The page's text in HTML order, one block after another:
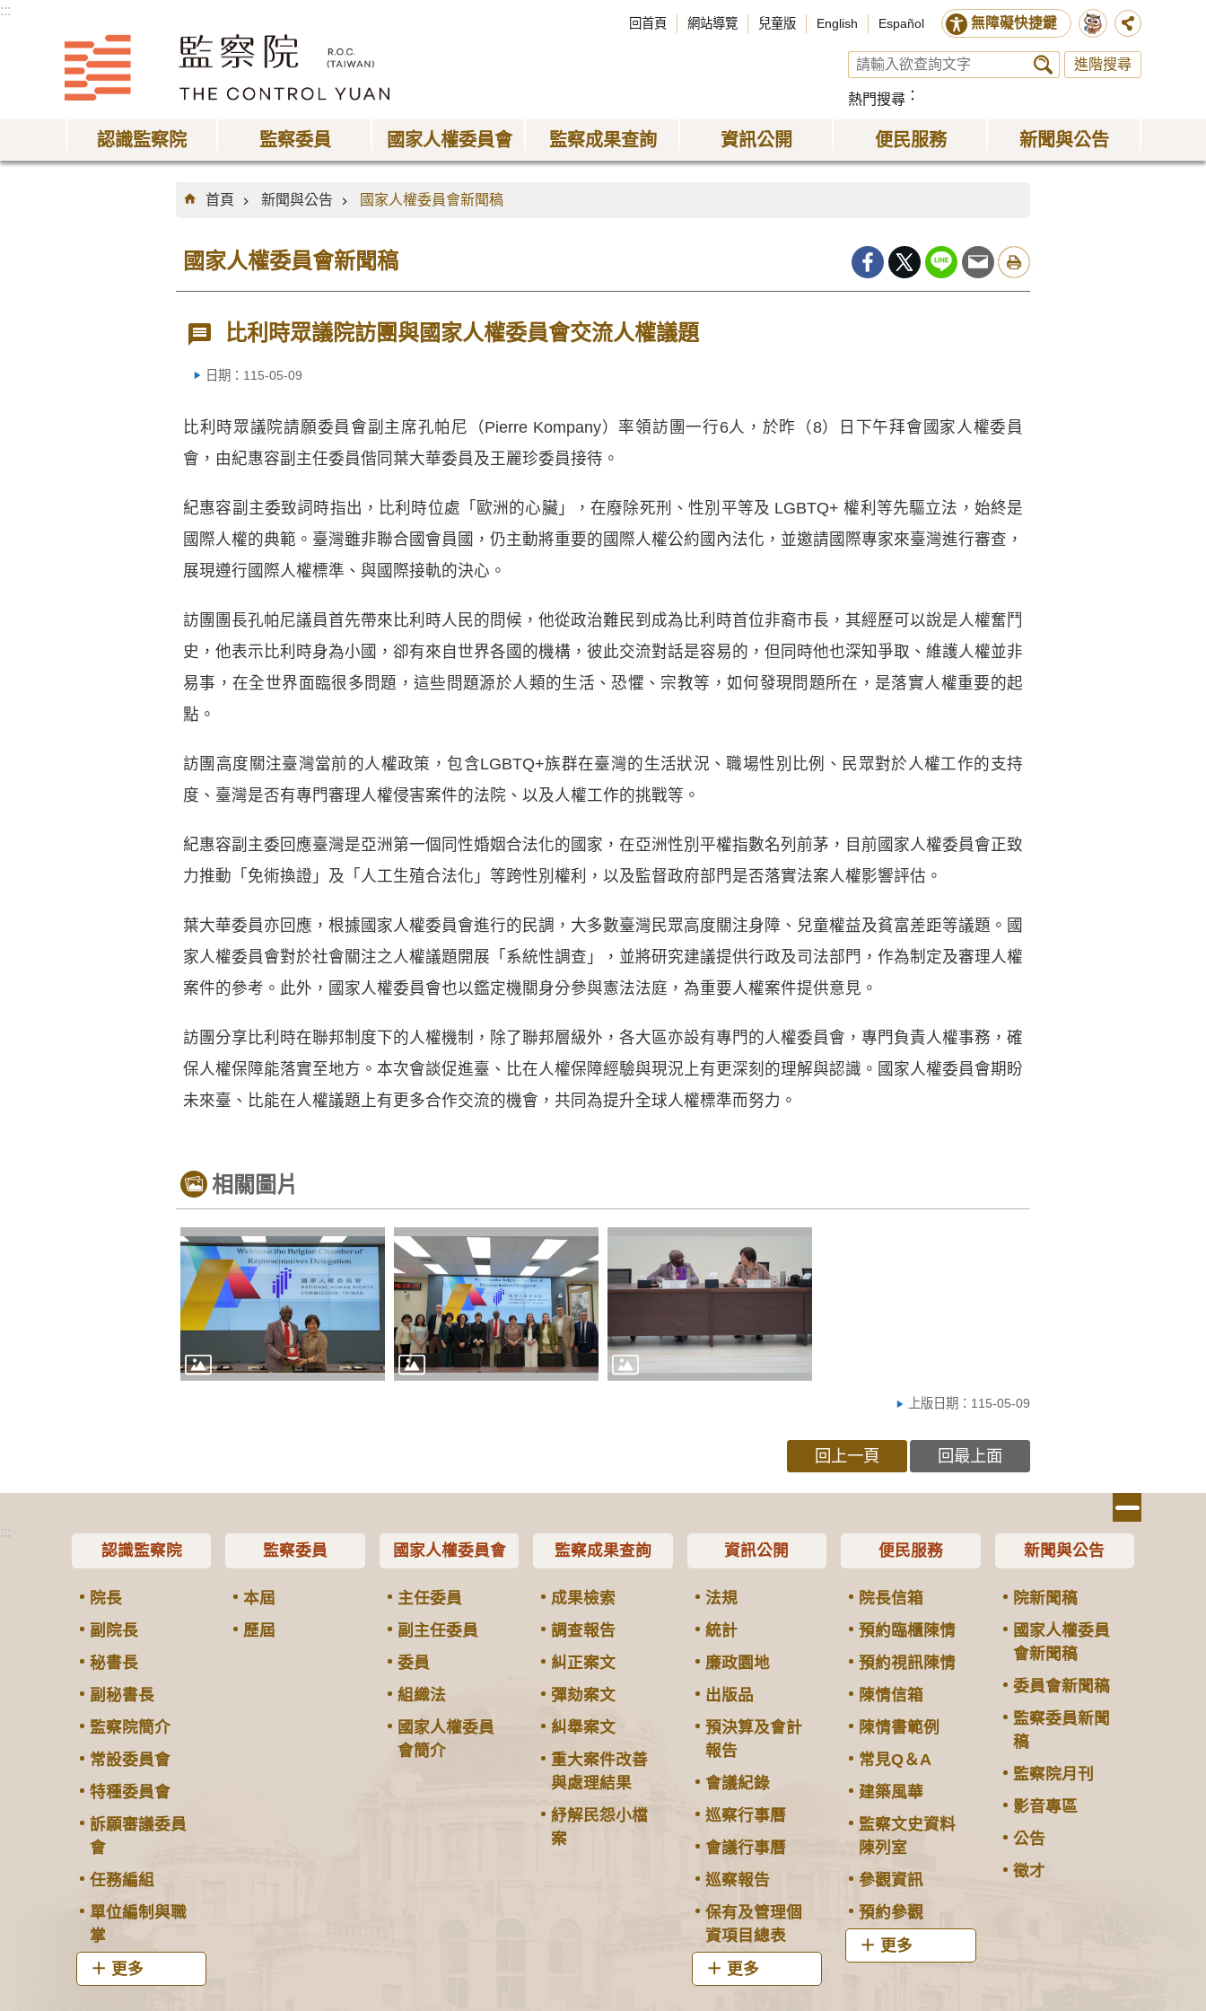
:::
回首頁 網站導覽 兒童版 English Español 無障礙快捷鍵
進階搜尋
熱門搜尋
認識監察院 監察委員 國家人權委員會 監察成果查詢 資訊公開 便民服務 新聞與公告
:::
首頁
新聞與公告 國家人權委員會新聞稿
國家人權委員會新聞稿
比利時眾議院訪團與國家人權委員會交流人權議題
日期：115-05-09
比利時眾議院請願委員會副主席孔帕尼（Pierre Kompany）率領訪團一行6人，於昨（8）日下午拜會國家人權委員
會，由紀惠容副主任委員偕同葉大華委員及王麗珍委員接待。
紀惠容副主委致詞時指出，比利時位處「歐洲的心臟」，在廢除死刑、性別平等及 LGBTQ+ 權利等先驅立法，始終是
國際人權的典範。臺灣雖非聯合國會員國，仍主動將重要的國際人權公約國內法化，並邀請國際專家來臺灣進行審查，
展現遵行國際人權標準、與國際接軌的決心。
訪團團長孔帕尼議員首先帶來比利時人民的問候，他從政治難民到成為比利時首位非裔市長，其經歷可以說是人權奮鬥
史，他表示比利時身為小國，卻有來自世界各國的機構，彼此交流對話是容易的，但同時他也深知爭取、維護人權並非
易事，在全世界面臨很多問題，這些問題源於人類的生活、恐懼、宗教等，如何發現問題所在，是落實人權重要的起
點。
訪團高度關注臺灣當前的人權政策，包含LGBTQ+族群在臺灣的生活狀況、職場性別比例、民眾對於人權工作的支持
度、臺灣是否有專門審理人權侵害案件的法院、以及人權工作的挑戰等。
紀惠容副主委回應臺灣是亞洲第一個同性婚姻合法化的國家，在亞洲性別平權指數名列前茅，目前國家人權委員會正致
力推動「免術換證」及「人工生殖合法化」等跨性別權利，以及監督政府部門是否落實法案人權影響評估。
葉大華委員亦回應，根據國家人權委員會進行的民調，大多數臺灣民眾高度關注身障、兒童權益及貧富差距等議題。國
家人權委員會對於社會關注之人權議題開展「系統性調查」，並將研究建議提供行政及司法部門，作為制定及審理人權
案件的參考。此外，國家人權委員會也以鑑定機關身分參與憲法法庭，為重要人權案件提供意見。
訪團分享比利時在聯邦制度下的人權機制，除了聯邦層級外，各大區亦設有專門的人權委員會，專門負責人權事務，確
保人權保障能落實至地方。本次會談促進臺、比在人權保障經驗與現況上有更深刻的理解與認識。國家人權委員會期盼
未來臺、比能在人權議題上有更多合作交流的機會，共同為提升全球人權標準而努力。
相關圖片
上版日期：115-05-09
回上一頁 回最上面
:::
認識監察院
院長
副院長
秘書長
副秘書長
監察院簡介
常設委員會
特種委員會
訴願審議委員
會
任務編組
單位編制與職
掌
更多
監察委員
本屆
歷屆
國家人權委員會
主任委員
副主任委員
委員
組織法
國家人權委員
會簡介
監察成果查詢
成果檢索
調查報告
糾正案文
彈劾案文
糾舉案文
重大案件改善
與處理結果
紓解民怨小檔
案
資訊公開
法規
統計
廉政園地
出版品
預決算及會計
報告
會議紀錄
巡察行事曆
會議行事曆
巡察報告
保有及管理個
資項目總表
更多
便民服務
院長信箱
預約臨櫃陳情
預約視訊陳情
陳情信箱
陳情書範例
常見Q＆A
建築風華
監察文史資料
陳列室
參觀資訊
預約參觀
更多
新聞與公告
院新聞稿
國家人權委員
會新聞稿
委員會新聞稿
監察委員新聞
稿
監察院月刊
影音專區
公告
徵才